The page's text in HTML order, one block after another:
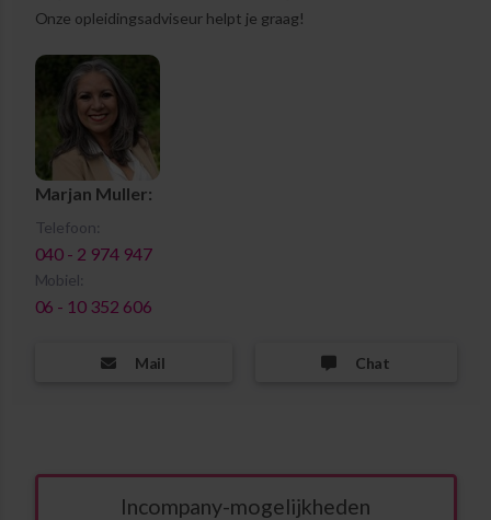
Onze opleidingsadviseur helpt je graag!
Marjan Muller:
Telefoon:
040 - 2 974 947
Mobiel:
06 - 10 352 606
Mail Chat
Incompany-mogelijkheden